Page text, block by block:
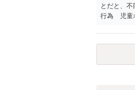
とだと、
行為 児童